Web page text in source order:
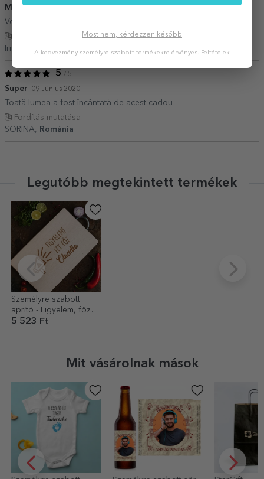
Model inspirat
Vesel, placut, util
Irina Dobanda,
5 / 5
Super 09 Június 2020
Toată lumea a fost încântată de acest cadou
Fordítás mutatása
SORINA,
Románia
Legutóbb megtekintett termékek
Személyre szabott
aprító - Figyelem, főzés
folyamatban...
5 523 Ft
Mit vásárolnak mások
Most nem, kérdezzen később
A kedvezmény személyre szabott termékekre érvényes. Feltételek